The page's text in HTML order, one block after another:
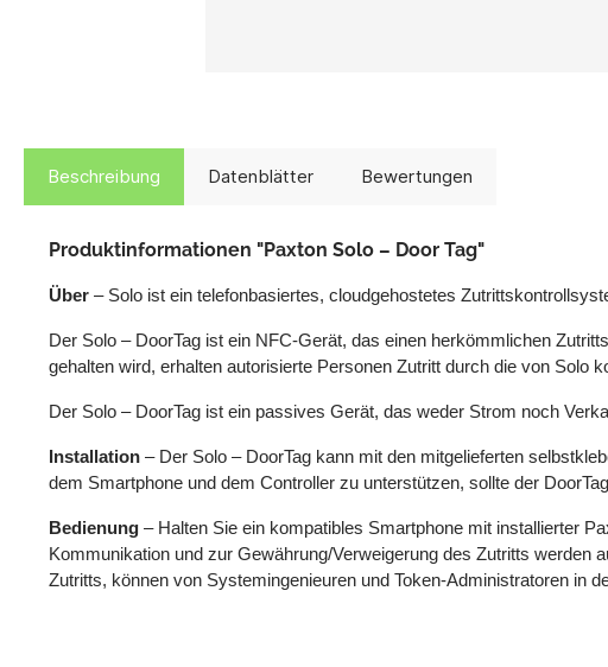
Beschreibung Datenblätter Bewertungen
Produktinformationen "Paxton Solo – Door Tag"
Über – Solo ist ein telefonbasiertes, cloudgehostetes
Der Solo – DoorTag ist ein NFC-Gerät, das einen herkömmlichen
gehalten wird, erhalten autorisierte Personen Zutritt durch die von Solo
Der Solo – DoorTag ist ein passives Gerät, das weder Strom noch
Installation – Der Solo – DoorTag kann mit den mitgelieferten
dem Smartphone und dem Controller zu unterstützen, sollte der
Bedienung – Halten Sie ein kompatibles Smartphone mit installierter
Kommunikation und zur Gewährung/Verweigerung des Zutritts werden
Zutritts, können von Systemingenieuren und Token-Administratoren in